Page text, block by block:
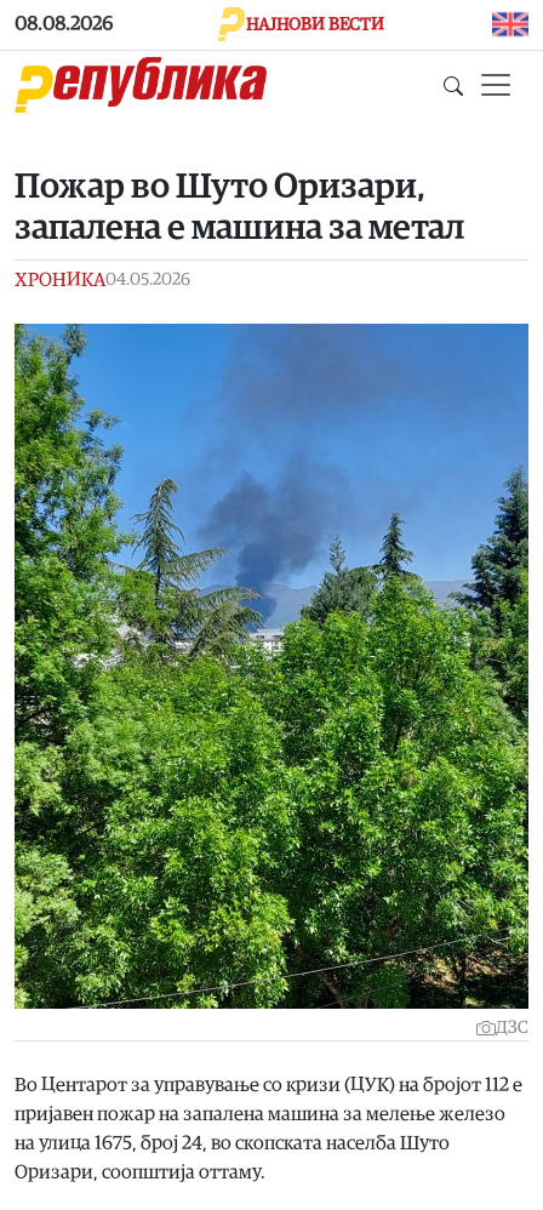
Skip to main content
08.08.2026 НАЈНОВИ ВЕСТИ
Пожар во Шуто Оризари,
запалена е машина за метал
ХРОНИКА04.05.2026
ДЗС
Во Центарот за управување со кризи (ЦУК) на бројот 112 е
пријавен пожар на запалена машина за мелење железо
на улица 1675, број 24, во скопската населба Шуто
Оризари, соопштија оттаму.